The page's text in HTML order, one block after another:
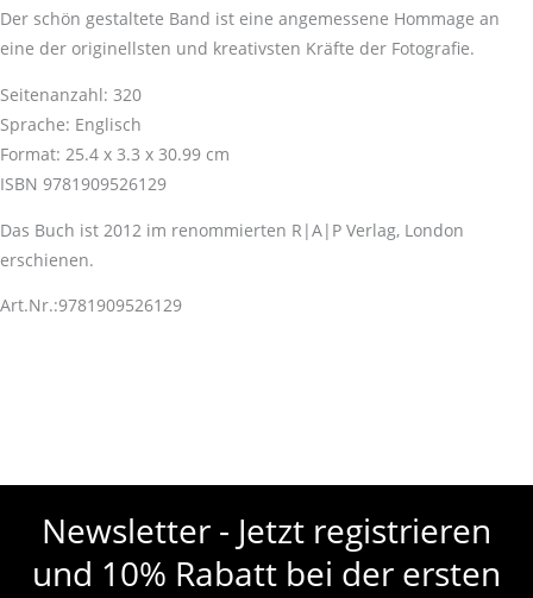
Der schön gestaltete Band ist eine angemessene Hommage an
eine der originellsten und kreativsten Kräfte der Fotografie.
Seitenanzahl: 320
Sprache: Englisch
Format: 25.4 x 3.3 x 30.99 cm
ISBN 9781909526129
Das Buch ist 2012 im renommierten R|A|P Verlag, London
erschienen.
Art.Nr.:9781909526129
Newsletter - Jetzt registrieren
und 10% Rabatt bei der ersten